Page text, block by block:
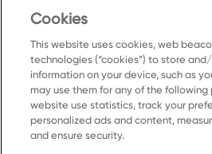
Cookies
This website uses cookies, web
technologies (“cookies”) to store
information on your device, such as
may use them for any of the
website use statistics, track your
personalized ads and content,
and ensure security.